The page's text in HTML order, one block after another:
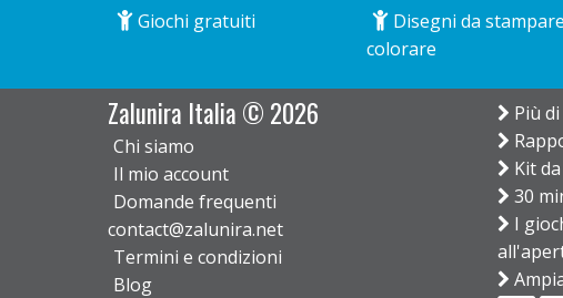
Giochi gratuiti
Disegni da
colorare
Zalunira Italia © 2026
Chi siamo
Il mio account
Domande frequenti
contact@zalunira.net
Termini e condizioni
Blog
Più
Kit
30
I